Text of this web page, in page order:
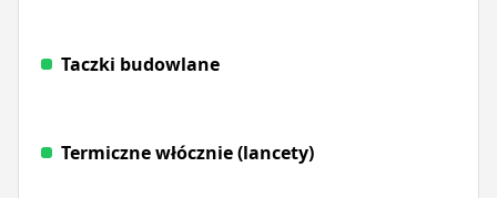
Taczki budowlane
Termiczne włócznie (lancety)